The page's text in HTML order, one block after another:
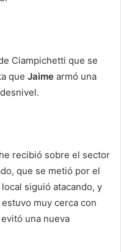
Ciampichetti que se
que Jaime armó una
recibió sobre el sector
que se metió por el
siguió atacando, y
muy cerca con
una nueva